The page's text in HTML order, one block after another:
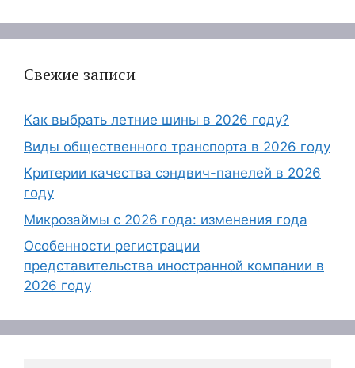
Свежие записи
Как выбрать летние шины в 2026 году?
Виды общественного транспорта в 2026 году
Критерии качества сэндвич-панелей в 2026
году
Микрозаймы с 2026 года: изменения года
Особенности регистрации
представительства иностранной компании в
2026 году